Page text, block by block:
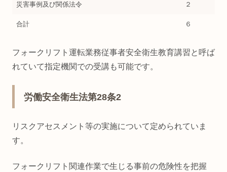
災害事例及び関係法令 ２
合計 ６
フォークリフト運転業務従事者安全衛生教育講習と呼ば
れていて指定機関での受講も可能です。
労働安全衛生法第28条2
リスクアセスメント等の実施について定められていま
す。
フォークリフト関連作業で生じる事前の危険性を把握